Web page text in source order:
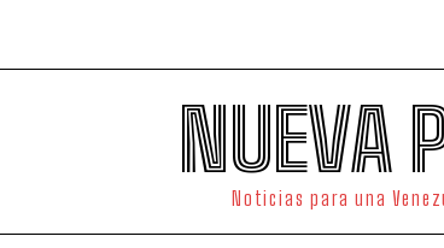
NUEVA
Noticias para una